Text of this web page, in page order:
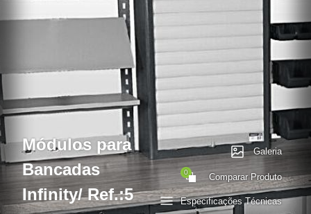
Módulos para
Bancadas
Infinity/ Ref.:5
Especificações Técnicas
Galeria
0 Comparar Produto